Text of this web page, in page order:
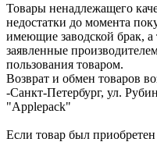
Товары ненадлежащего
недостатки до момента
имеющие заводской брак, а
заявленные
пользования товаром.
Возврат и обмен товаров
-Санкт-Петербург, ул.
"Applepack"
Если товар был